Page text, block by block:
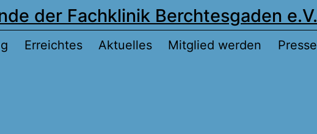
der Fachklinik Berchtesgaden e.V.
Erreichtes Aktuelles Mitglied werden Presse